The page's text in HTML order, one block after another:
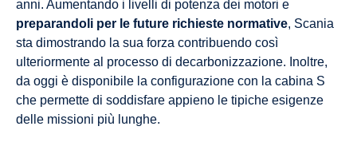
anni. Aumentando i livelli di potenza dei motori e
preparandoli per le future richieste normative, Scania
sta dimostrando la sua forza contribuendo così
ulteriormente al processo di decarbonizzazione. Inoltre,
da oggi è disponibile la configurazione con la cabina S
che permette di soddisfare appieno le tipiche esigenze
delle missioni più lunghe.